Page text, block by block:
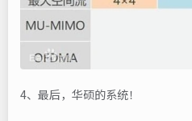
4、最后，华硕的系统！